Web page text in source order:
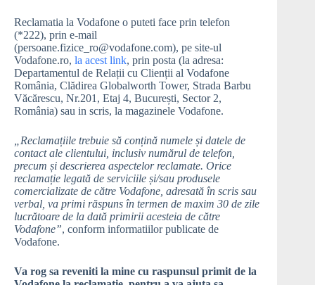
Reclamatia la Vodafone o puteti face prin telefon
(*222), prin e-mail
(persoane.fizice_ro@vodafone.com), pe site-ul
Vodafone.ro, la acest link, prin posta (la adresa:
Departamentul de Relații cu Clienții al Vodafone
România, Clădirea Globalworth Tower, Strada Barbu
Văcărescu, Nr.201, Etaj 4, București, Sector 2,
România) sau in scris, la magazinele Vodafone.
„Reclamațiile trebuie să conțină numele și datele de
contact ale clientului, inclusiv numărul de telefon,
precum și descrierea aspectelor reclamate. Orice
reclamație legată de serviciile și/sau produsele
comercializate de către Vodafone, adresată în scris sau
verbal, va primi răspuns în termen de maxim 30 de zile
lucrătoare de la dată primirii acesteia de către
Vodafone”, conform informatiilor publicate de
Vodafone.
Va rog sa reveniti la mine cu raspunsul primit de la